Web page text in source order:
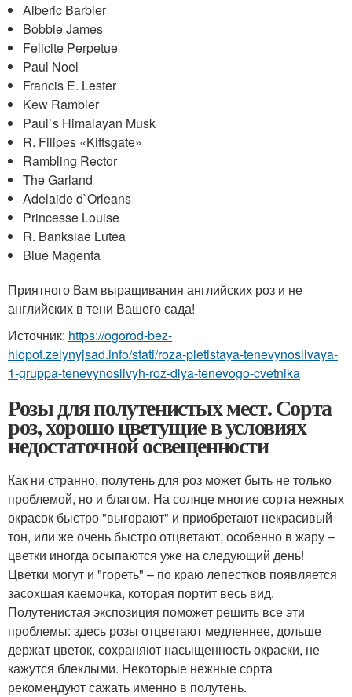
Alberic Barbier
Bobbie James
Felicite Perpetue
Paul Noel
Francis E. Lester
Kew Rambler
Paul`s Himalayan Musk
R. Filipes «Kiftsgate»
Rambling Rector
The Garland
Adelaide d`Orleans
Princesse Louise
R. Banksiae Lutea
Blue Magenta
Приятного Вам выращивания английских роз и не
английских в тени Вашего сада!
Источник: https://ogorod-bez-
hlopot.zelynyjsad.info/stati/roza-pletistaya-tenevynoslivaya-
1-gruppa-tenevynoslivyh-roz-dlya-tenevogo-cvetnika
Розы для полутенистых мест. Сорта
роз, хорошо цветущие в условиях
недостаточной освещенности
Как ни странно, полутень для роз может быть не только
проблемой, но и благом. На солнце многие сорта нежных
окрасок быстро "выгорают" и приобретают некрасивый
тон, или же очень быстро отцветают, особенно в жару –
цветки иногда осыпаются уже на следующий день!
Цветки могут и "гореть" – по краю лепестков появляется
засохшая каемочка, которая портит весь вид.
Полутенистая экспозиция поможет решить все эти
проблемы: здесь розы отцветают медленнее, дольше
держат цветок, сохраняют насыщенность окраски, не
кажутся блеклыми. Некоторые нежные сорта
рекомендуют сажать именно в полутень.